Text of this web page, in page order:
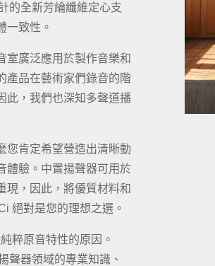
的全新芳綸纖維定心支
一致性。
室廣泛應用於製作音樂和
產品在藝術家們錄音的階
此，我們也深知多聲道播
您肯定希望營造出清晰動
體驗。中置揚聲器可用於
現，因此，將優質材料和
絕對是您的理想之選。
粹原音特性的原因。
聲器領域的專業知識、